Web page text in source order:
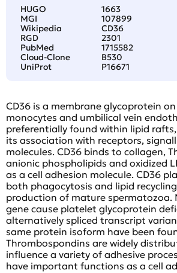
HUGO
1663
MGI
107899
Wikipedia
CD36
RGD
2301
PubMed
1715582
Cloud-Clone
B530
UniProt
P16671
CD36 is a membrane glycoprotein
monocytes and umbilical vein
preferentially found within lipid
its association with receptors,
molecules. CD36 binds to collagen,
anionic phospholipids and oxidized
as a cell adhesion molecule. CD36
both phagocytosis and lipid
production of mature spermatozoa.
gene cause platelet glycoprotein
alternatively spliced transcript
same protein isoform have been
Thrombospondins are widely
influence a variety of adhesive
have important functions as a cell